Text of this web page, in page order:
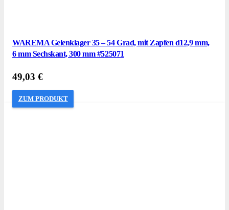
WAREMA Gelenklager 35 – 54 Grad, mit Zapfen d12,9 mm,
6 mm Sechskant, 300 mm #525071
49,03 €
ZUM PRODUKT